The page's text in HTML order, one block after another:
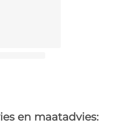
en maatadvies: